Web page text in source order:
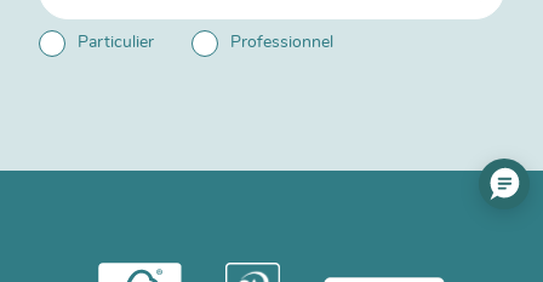
Particulier Professionnel